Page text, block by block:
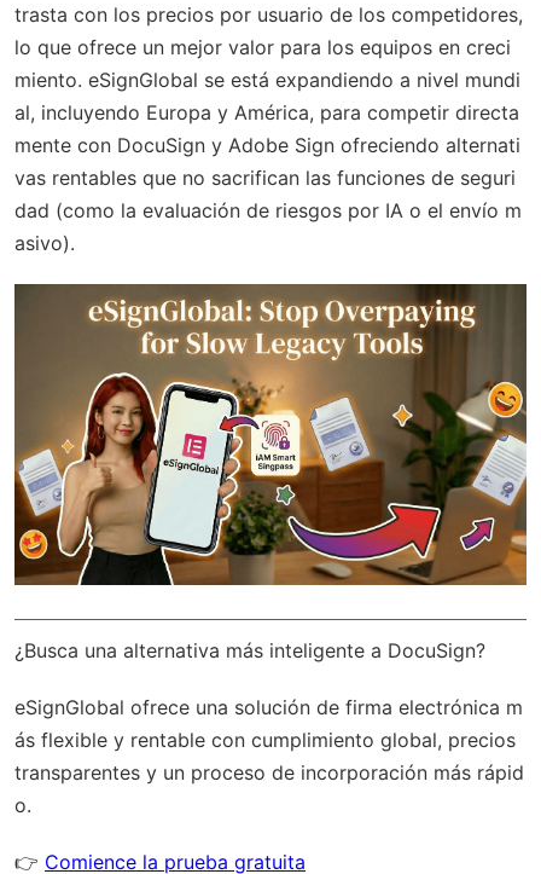
trasta con los precios por usuario de los competidores,
lo que ofrece un mejor valor para los equipos en creci
miento. eSignGlobal se está expandiendo a nivel mundi
al, incluyendo Europa y América, para competir directa
mente con DocuSign y Adobe Sign ofreciendo alternati
vas rentables que no sacrifican las funciones de seguri
dad (como la evaluación de riesgos por IA o el envío m
asivo).
¿Busca una alternativa más inteligente a DocuSign?
eSignGlobal ofrece una solución de firma electrónica m
ás flexible y rentable con cumplimiento global, precios
transparentes y un proceso de incorporación más rápid
o.
👉 Comience la prueba gratuita